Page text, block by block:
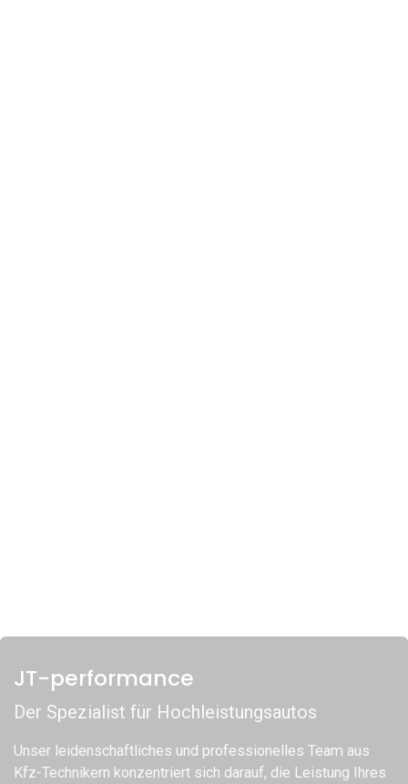
JT-performance
Der Spezialist für Hochleistungsautos
Unser leidenschaftliches und professionelles Team aus
Kfz-Technikern konzentriert sich darauf, die Leistung Ihres